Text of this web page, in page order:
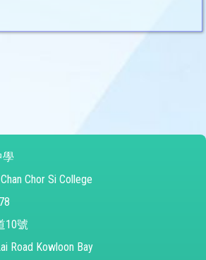
Chor Si College
10號
Road Kowloon Bay